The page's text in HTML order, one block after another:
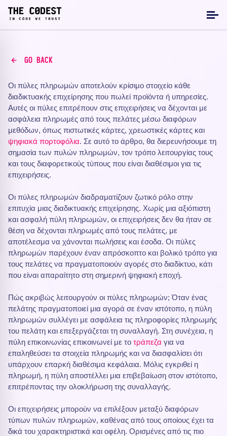
GO BACK
Οι πύλες πληρωμών αποτελούν κρίσιμο στοιχείο κάθε
διαδικτυακής επιχείρησης που πωλεί προϊόντα ή υπηρεσίες.
Αυτές οι πύλες επιτρέπουν στις επιχειρήσεις να δέχονται με
ασφάλεια πληρωμές από τους πελάτες μέσω διαφόρων
μεθόδων, όπως πιστωτικές κάρτες, χρεωστικές κάρτες και
ψηφιακά πορτοφόλια. Σε αυτό το άρθρο, θα διερευνήσουμε τη
σημασία των πυλών πληρωμών, τον τρόπο λειτουργίας τους
και τους διαφορετικούς τύπους που είναι διαθέσιμοι για τις
επιχειρήσεις.
Οι πύλες πληρωμών διαδραματίζουν ζωτικό ρόλο στην
επιτυχία μιας διαδικτυακής επιχείρησης. Χωρίς μια αξιόπιστη
και ασφαλή πύλη πληρωμών, οι επιχειρήσεις δεν θα ήταν σε
θέση να δέχονται πληρωμές από τους πελάτες, με
αποτέλεσμα να χάνονται πωλήσεις και έσοδα. Οι πύλες
πληρωμών παρέχουν έναν απρόσκοπτο και βολικό τρόπο για
τους πελάτες να πραγματοποιούν αγορές στο διαδίκτυο, κάτι
που είναι απαραίτητο στη σημερινή ψηφιακή εποχή.
Πώς ακριβώς λειτουργούν οι πύλες πληρωμών; Όταν ένας
πελάτης πραγματοποιεί μια αγορά σε έναν ιστότοπο, η πύλη
πληρωμών συλλέγει με ασφάλεια τις πληροφορίες πληρωμής
του πελάτη και επεξεργάζεται τη συναλλαγή. Στη συνέχεια, η
πύλη επικοινωνίας επικοινωνεί με το τράπεζα για να
επαληθεύσει τα στοιχεία πληρωμής και να διασφαλίσει ότι
υπάρχουν επαρκή διαθέσιμα κεφάλαια. Μόλις εγκριθεί η
πληρωμή, η πύλη αποστέλλει μια επιβεβαίωση στον ιστότοπο,
επιτρέποντας την ολοκλήρωση της συναλλαγής.
Οι επιχειρήσεις μπορούν να επιλέξουν μεταξύ διαφόρων
τύπων πυλών πληρωμών, καθένας από τους οποίους έχει τα
δικά του χαρακτηριστικά και οφέλη. Ορισμένες από τις πιο